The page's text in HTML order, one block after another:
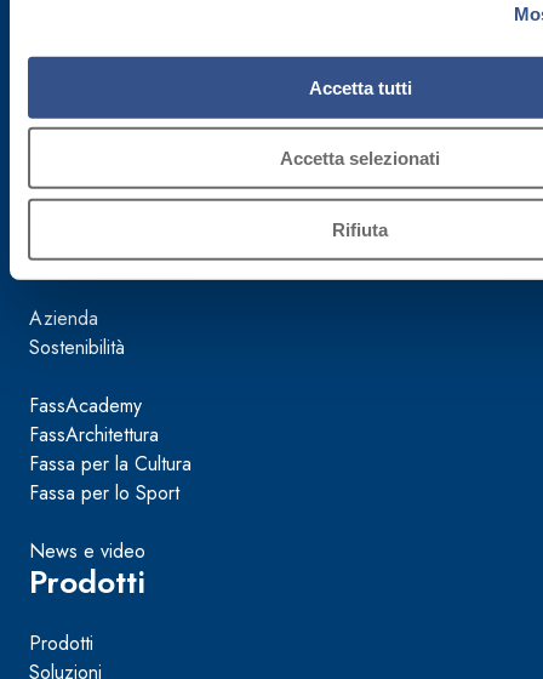
Accetta tutti
Accetta selezionati
Rifiuta
Reg. Impr.
Mondo Fassa
Azienda
Sostenibilità
FassAcademy
FassArchitettura
Fassa per la Cultura
Fassa per lo Sport
News e video
Prodotti
Prodotti
Soluzioni